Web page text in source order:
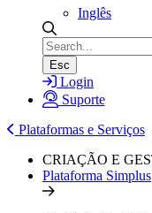
Inglês
Esc
Login
Suporte
Plataformas e Serviços
CRIAÇÃO E
Plataforma Simplus